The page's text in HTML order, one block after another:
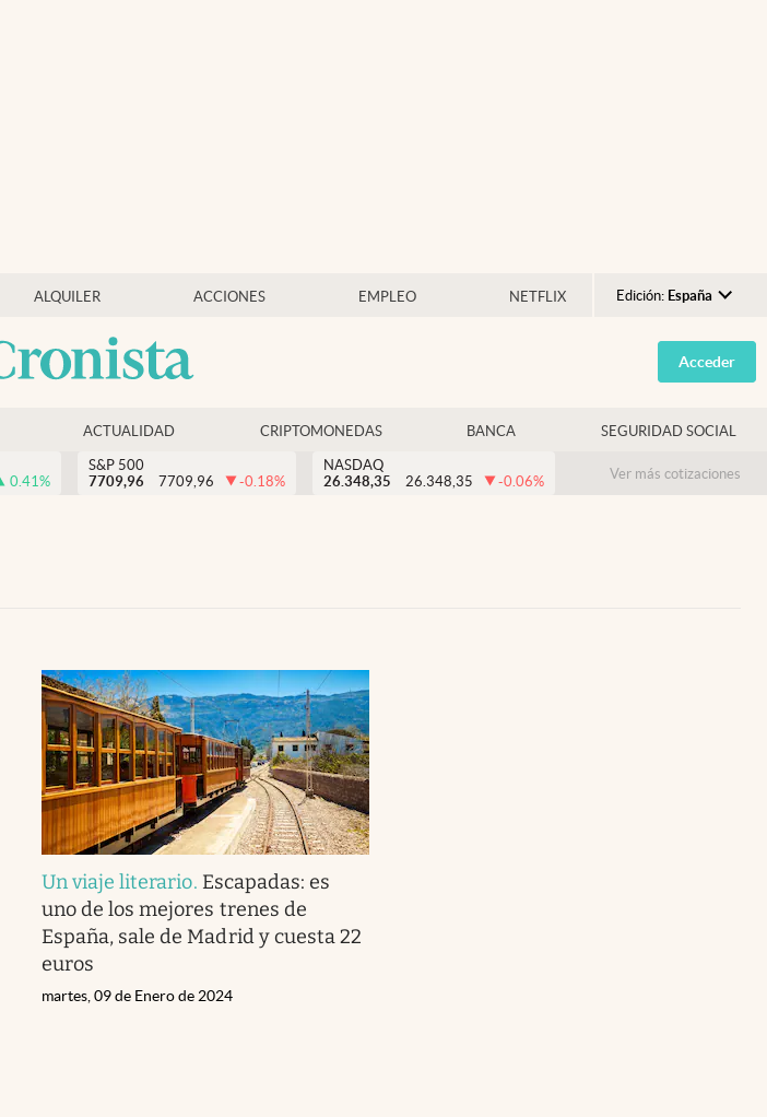
ALQUILER ACCIONES EMPLEO NETFLIX Edición: España
Argentina
España
USA
Colombia
Acceder
ACTUALIDAD CRIPTOMONEDAS BANCA SEGURIDAD SOCIAL
0.41%
S&P 500
7709,96
7709,96 -0.18%
NASDAQ
26.348,35
26.348,35 -0.06% Ver más cotizaciones
Un viaje literario. Escapadas: es
uno de los mejores trenes de
España, sale de Madrid y cuesta 22
euros
martes, 09 de Enero de 2024